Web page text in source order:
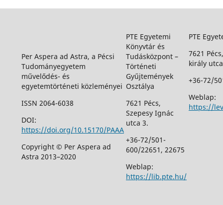
Per Aspera ad Astra, a Pécsi
Tudományegyetem
művelődés- és
egyetemtörténeti közleményei
ISSN 2064-6038
DOI:
https://doi.org/10.15170/PAAA
Copyright © Per Aspera ad
Astra 2013–2020
PTE Egyetemi
Könyvtár és
Tudásközpont –
Történeti
Gyűjtemények
Osztálya
7621 Pécs,
Szepesy Ignác
utca 3.
+36-72/501-
600/22651, 22675
Weblap:
https://lib.pte.hu/
PTE
7621
király
+36-72/
Weblap:
https://